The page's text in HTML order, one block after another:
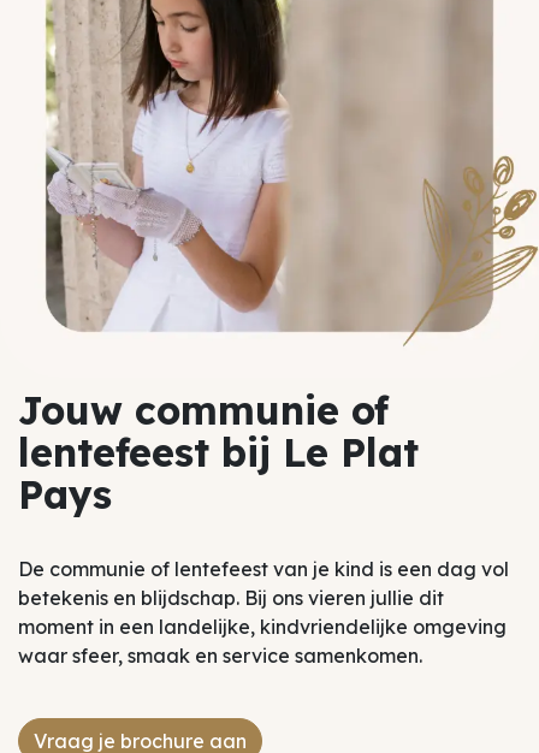
Jouw communie of
lentefeest bij Le Plat
Pays
De communie of lentefeest van je kind is een dag vol
betekenis en blijdschap. Bij ons vieren jullie dit
moment in een landelijke, kindvriendelijke omgeving
waar sfeer, smaak en service samenkomen.
Vraag je brochure aan